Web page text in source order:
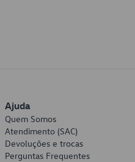
Ajuda
Quem Somos
Atendimento (SAC)
Devoluções e trocas
Perguntas Frequentes